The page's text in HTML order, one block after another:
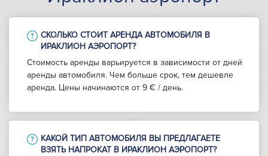
СКОЛЬКО СТОИТ АРЕНДА АВТОМОБИЛЯ В
ИРАКЛИОН АЭРОПОРТ?
Стоимость аренды варьируется в зависимости от дней
аренды автомобиля. Чем больше срок, тем дешевле
аренда. Цены начинаются от 9 € / день.
КАКОЙ ТИП АВТОМОБИЛЯ ВЫ ПРЕДЛАГАЕТЕ
ВЗЯТЬ НАПРОКАТ В ИРАКЛИОН АЭРОПОРТ?